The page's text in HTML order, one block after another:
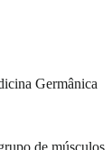
Germânica
de músculos